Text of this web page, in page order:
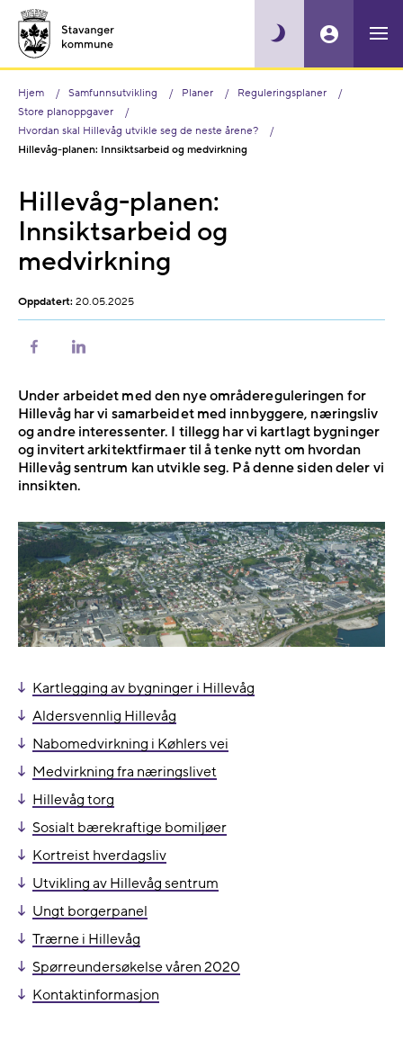
Hjem Samfunnsutvikling Planer
Reguleringsplaner
Store planoppgaver
Hvordan skal Hillevåg utvikle seg de neste årene?
Hillevåg-planen: Innsiktsarbeid og medvirkning
Hillevåg-planen:
Innsiktsarbeid og
medvirkning
Oppdatert: 20.05.2025
Del
Del
Under arbeidet med den nye områdereguleringen for
Hillevåg har vi samarbeidet med innbyggere, næringsliv
og andre interessenter. I tillegg har vi kartlagt bygninger
og invitert arkitektfirmaer til å tenke nytt om hvordan
Hillevåg sentrum kan utvikle seg. På denne siden deler vi
innsikten.
Kartlegging av bygninger i Hillevåg
Aldersvennlig Hillevåg
Nabomedvirkning i Køhlers vei
Medvirkning fra næringslivet
Hillevåg torg
Sosialt bærekraftige bomiljøer
Kortreist hverdagsliv
Utvikling av Hillevåg sentrum
Ungt borgerpanel
Trærne i Hillevåg
Spørreundersøkelse våren 2020
Kontaktinformasjon